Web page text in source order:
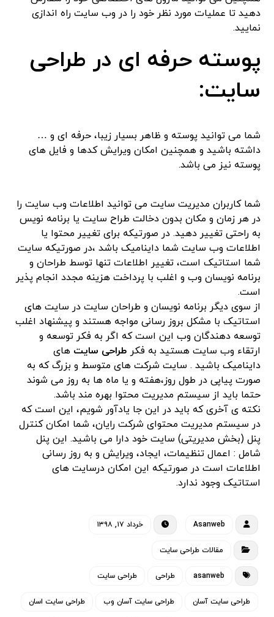
دهید تا عملیات مورد نظر خود را در وب سایت راه اندازی
نمایید.
پوسته حرفه ای در طراحی
سایت:
شما می توانید پوسته و ظاهر بسیار زیبا، حرفه ای و …
داشته باشید و همچنین امکان ویرایش کدها و فایل های
پوسته نیز می باشد.
شما کاربران مدیریت سایت می توانید اطلاعات وب سایت را
در هر زمان و مکان بدون دخالت طراح سایت یا برنامه نویس
به راحتی تغییر دهید. در صورتیکه برای تغییر محتوا یا
اطلاعات وب سایت شما داینامیک باشد ،در صورتیکه سایت
شما استاتیک است، تغییر اطلاعات تنها توسط طراحان و
برنامه نویسان وب و اغلب با پرداخت هزینه مجدد انجام پذیر
است.
از سوی دیگر برنامه نویسان و طراحان سایت در سایت های
استاتیک با مشکل بروز رسانی مواجه هستند و پیشنهاد اغلب
توسعه دهندگان وب این است که اگر به فکر توسعه و
ارتقاء وب سایت هستید به فکر طراحی سایت های
داینامیک باشید . سایت شرکت های متوسط و بزرگ که به
صورت پیاپی در طول روز،هفته و یا ماه ها به روز می شوند
حتما باید از سیستم مدیریت محتوا بهره مند باشد.
نکته ی آخری که باید در این جا یادآور شویم، این است که
در سیستم مدیریت محتوای شرکت رایان، شما امکان کنترل
پنل (بخش مدیریتی) سایت خود دارا می باشید. این پنل
شامل : اعمال تنظیمات، ایجاد، ویرایش و به روز رسانی
اطلاعات است در صورتیکه این امکان درسایت های
استاتیک وجود ندارد.
Asanweb خرداد ۱۷, ۱۳۹۸
مقالات طراحی سایت
asanweb طراحی طراحی سایت
طراحی سایت آسان طراحی سایت آسان وب طراحی سایت اسان